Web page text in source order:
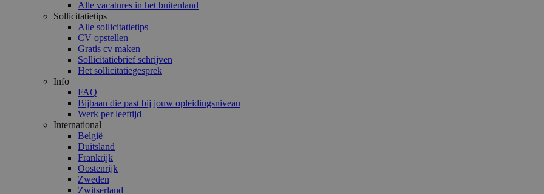
Alle vacatures in het buitenland
Sollicitatietips
Alle sollicitatietips
CV opstellen
Gratis cv maken
Sollicitatiebrief schrijven
Het sollicitatiegesprek
Info
FAQ
Bijbaan die past bij jouw opleidingsniveau
Werk per leeftijd
International
België
Duitsland
Frankrijk
Oostenrijk
Zweden
Zwitserland